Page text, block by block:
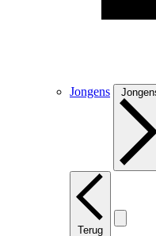
Jongens
Terug